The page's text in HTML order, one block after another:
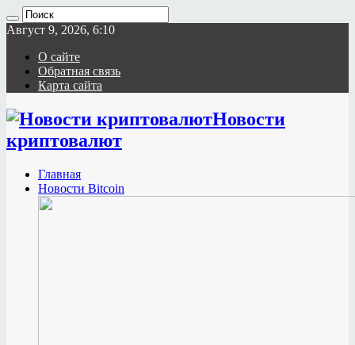
Август 9, 2026, 6:10
О сайте
Обратная связь
Карта сайта
Новости
криптовалют
Главная
Новости Bitcoin